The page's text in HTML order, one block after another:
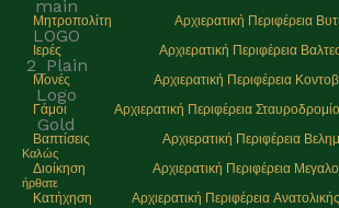
Καλώς
ήρθατε
Μητροπολίτη
Ιερές
Μονές
Γάμοι
Βαπτίσεις
Διοίκηση
Κατήχηση
Αρχιερατική Περιφέρεια
Αρχιερατική Περιφέρεια
Αρχιερατική Περιφέρεια
Αρχιερατική Περιφέρεια
Αρχιερατική Περιφέρεια
Αρχιερατική Περιφέρεια
Αρχιερατική Περιφέρεια